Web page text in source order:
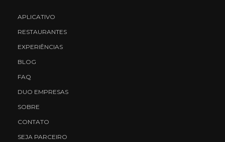
APLICATIVO
RESTAURANTES
EXPERIÊNCIAS
BLOG
FAQ
DUO EMPRESAS
SOBRE
CONTATO
SEJA PARCEIRO